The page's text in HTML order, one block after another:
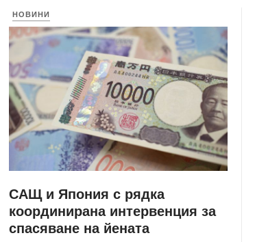
НОВИНИ
САЩ и Япония с рядка
координирана интервенция за
спасяване на йената